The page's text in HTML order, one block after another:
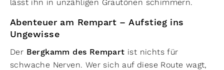
lässt ihn in unzähligen Grautönen schimmern.
Abenteuer am Rempart – Aufstieg ins
Ungewisse
Der Bergkamm des Rempart ist nichts für
schwache Nerven. Wer sich auf diese Route wagt,